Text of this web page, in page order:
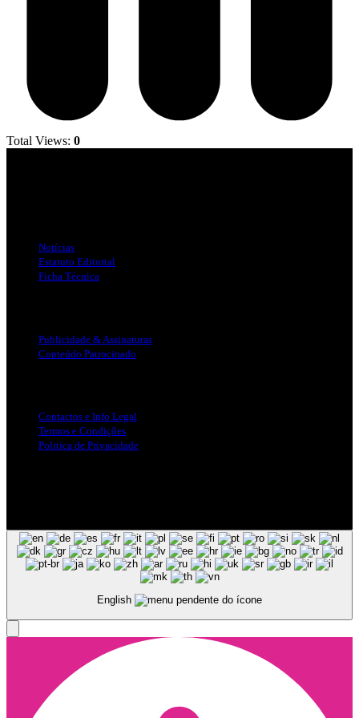
Total Views: 0
Notícias
Estatuto Editorial
Ficha Técnica
Publicidade & Assinaturas
Conteúdo Patrocinado
Contactos e Info Legal
Termos e Condições
Politica de Privacidade
English